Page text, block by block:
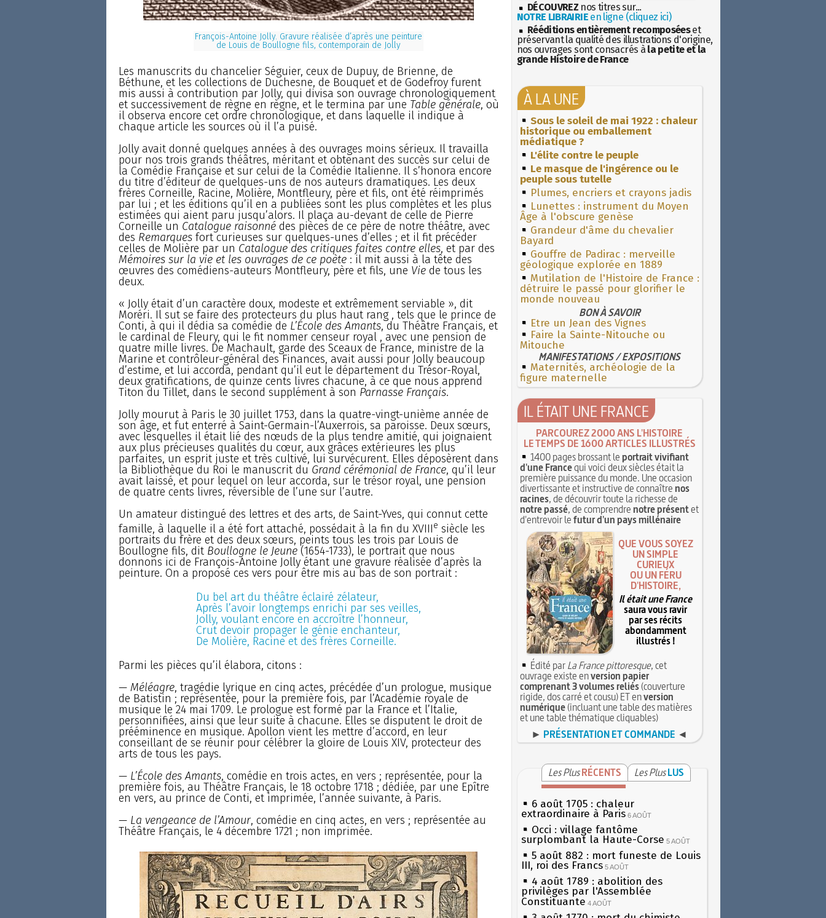
François-Antoine Jolly. Gravure réalisée d’après une peinture
de Louis de Boullogne fils, contemporain de Jolly
Les manuscrits du chancelier Séguier, ceux de Dupuy, de Brienne, de
Béthune, et les collections de Duchesne, de Bouquet et de Godefroy furent
mis aussi à contribution par Jolly, qui divisa son ouvrage chronologiquement
et successivement de règne en règne, et le termina par une Table générale, où
il observa encore cet ordre chronologique, et dans laquelle il indique à
chaque article les sources où il l’a puisé.
Jolly avait donné quelques années à des ouvrages moins sérieux. Il travailla
pour nos trois grands théâtres, méritant et obtenant des succès sur celui de
la Comédie Française et sur celui de la Comédie Italienne. Il s’honora encore
du titre d’éditeur de quelques-uns de nos auteurs dramatiques. Les deux
frères Corneille, Racine, Molière, Montfleury, père et fils, ont été réimprimés
par lui ; et les éditions qu’il en a publiées sont les plus complètes et les plus
estimées qui aient paru jusqu’alors. Il plaça au-devant de celle de Pierre
Corneille un Catalogue raisonnédes pièces de ce père de notre théâtre, avec
des Remarquesfort curieuses sur quelques-unes d’elles ; et il fit précéder
celles de Molière par un Catalogue des critiques faites contre elles, et par des
Mémoires sur la vie et les ouvrages de ce poète: il mit aussi à la tête des
œuvres des comédiens-auteurs Montfleury, père et fils, une Viede tous les
deux.
« Jolly était d’un caractère doux, modeste et extrêmement serviable », dit
Moréri. Il sut se faire des protecteurs du plus haut rang , tels que le prince de
Conti, à qui il dédia sa comédie de L’École des Amants, du Théâtre Français, et
le cardinal de Fleury, qui le fit nommer censeur royal , avec une pension de
quatre mille livres. De Machault, garde des Sceaux de France, ministre de la
Marine et contrôleur-général des Finances, avait aussi pour Jolly beaucoup
d’estime, et lui accorda, pendant qu’il eut le département du Trésor-Royal,
deux gratifications, de quinze cents livres chacune, à ce que nous apprend
Titon du Tillet, dans le second supplément à son Parnasse Français.
Jolly mourut à Paris le 30 juillet 1753, dans la quatre-vingt-unième année de
son âge, et fut enterré à Saint-Germain-l’Auxerrois, sa paroisse. Deux sœurs,
avec lesquelles il était lié des nœuds de la plus tendre amitié, qui joignaient
aux plus précieuses qualités du cœur, aux grâces extérieures les plus
parfaites, un esprit juste et très cultivé, lui survécurent. Elles déposèrent dans
la Bibliothèque du Roi le manuscrit du Grand cérémonial de France, qu’il leur
avait laissé, et pour lequel on leur accorda, sur le trésor royal, une pension
de quatre cents livres, réversible de l’une sur l’autre.
Un amateur distingué des lettres et des arts, de Saint-Yves, qui connut cette
famille, à laquelle il a été fort attaché, possédait à la fin du XVIIIe siècle les
portraits du frère et des deux sœurs, peints tous les trois par Louis de
Boullogne fils, dit Boullogne le Jeune(1654-1733), le portrait que nous
donnons ici de François-Antoine Jolly étant une gravure réalisée d’après la
peinture. On a proposé ces vers pour être mis au bas de son portrait :
Du bel art du théâtre éclairé zélateur,
Après l’avoir longtemps enrichi par ses veilles,
Jolly, voulant encore en accroître l’honneur,
Crut devoir propager le génie enchanteur,
De Molière, Racine et des frères Corneille.
Parmi les pièces qu’il élabora, citons :
— Méléagre, tragédie lyrique en cinq actes, précédée d’un prologue, musique
de Batistin ; représentée, pour la première fois, par l’Académie royale de
musique le 24 mai 1709. Le prologue est formé par la France et l’Italie,
personnifiées, ainsi que leur suite à chacune. Elles se disputent le droit de
prééminence en musique. Apollon vient les mettre d’accord, en leur
conseillant de se réunir pour célébrer la gloire de Louis XIV, protecteur des
arts de tous les pays.
— L’École des Amants, comédie en trois actes, en vers ; représentée, pour la
première fois, au Théâtre Français, le 18 octobre 1718 ; dédiée, par une Epître
en vers, au prince de Conti, et imprimée, l’année suivante, à Paris.
— La vengeance de l’Amour, comédie en cinq actes, en vers ; représentée au
Théâtre Français, le 4 décembre 1721 ; non imprimée.
DÉCOUVREZ nos titres sur...
NOTRE LIBRAIRIEen ligne (cliquez ici)
Rééditions entièrement recomposéeset
préservant la qualité des illustrations d'origine,
nos ouvrages sont consacrés à la petite et la
grande Histoire de France
À LA UNE
Sous le soleil de mai 1922 : chaleur
historique ou emballement
médiatique ?
L'élite contre le peuple
Le masque de l'ingérence ou le
peuple sous tutelle
Plumes, encriers et crayons jadis
Lunettes : instrument du Moyen
Âge à l'obscure genèse
Grandeur d'âme du chevalier
Bayard
Gouffre de Padirac : merveille
géologique explorée en 1889
Mutilation de l'Histoire de France :
détruire le passé pour glorifier le
monde nouveau
BON À SAVOIR
Etre un Jean des Vignes
Faire la Sainte-Nitouche ou
Mitouche
MANIFESTATIONS / EXPOSITIONS
Maternités, archéologie de la
figure maternelle
IL ÉTAIT UNE FRANCE
PARCOUREZ 2000 ANS L'HISTOIRE
LE TEMPS DE 1600 ARTICLES ILLUSTRÉS
1400 pages brossant leportrait vivifiant
d'une Francequi voici deux siècles était la
première puissance du monde. Une occasion
divertissante et instructive de connaîtrenos
racines, de découvrir toute la richesse de
notre passé, de comprendrenotre présentet
d'entrevoir lefutur d'un pays millénaire
QUE VOUS SOYEZ
UN SIMPLE
CURIEUX
OU UN FÉRU
D'HISTOIRE,
Il était une France
saura vous ravir
par ses récits
abondamment
illustrés !
Édité parLa France pittoresque, cet
ouvrage existe enversion papier
comprenant 3 volumes reliés(couverture
rigide, dos carré et cousu) ET enversion
numérique(incluant une table des matières
et une table thématique cliquables)
► PRÉSENTATION ET COMMANDE ◄
Les Plus RÉCENTS Les Plus LUS
6 août 1705 : chaleur
extraordinaire à Paris 6 AOÛT
Occi : village fantôme
surplombant la Haute-Corse 5 AOÛT
5 août 882 : mort funeste de Louis
III, roi des Francs 5 AOÛT
4 août 1789 : abolition des
privilèges par l'Assemblée
Constituante 4 AOÛT